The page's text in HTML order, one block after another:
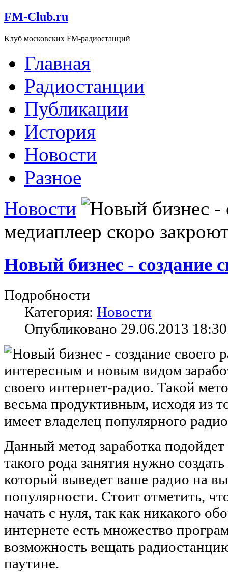
FM-Club.ru
Клуб московских FM-радиостанций
Главная
Радиостанции
Публикации
История
Новости
Разное
Новости
медиаплеер скоро
Новый бизнес - создание
Подробности
Категория: Новости
Опубликовано 29.06.2013 18:30
интересным и новым видом
своего интернет-радио. Такой
весьма продуктивным, исходя из
имеет владелец популярного
Данный метод заработка
такого рода занятия нужно
который выведет ваше радио на
популярности. Стоит отметить,
начать с нуля, так как никакого
интернете есть множество
возможность вещать
паутине.